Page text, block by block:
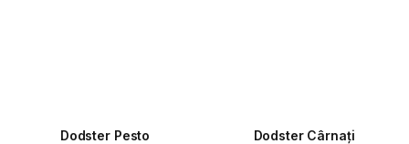
Dodster Pesto Dodster Cârnați